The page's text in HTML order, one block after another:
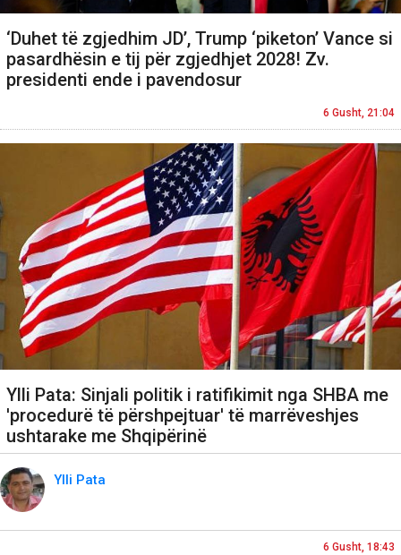
‘Duhet të zgjedhim JD’, Trump ‘piketon’ Vance si
pasardhësin e tij për zgjedhjet 2028! Zv.
presidenti ende i pavendosur
6 Gusht, 21:04
Ylli Pata: Sinjali politik i ratifikimit nga SHBA me
'procedurë të përshpejtuar' të marrëveshjes
ushtarake me Shqipërinë
Ylli Pata
6 Gusht, 18:43